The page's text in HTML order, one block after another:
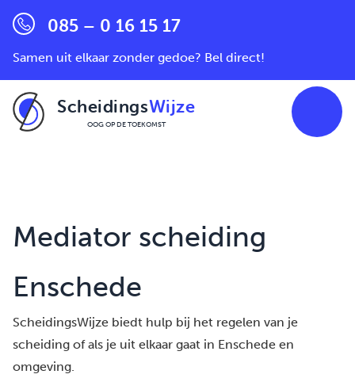
085 – 0 16 15 17
Samen uit elkaar zonder gedoe? Bel direct!
ScheidingsWijze
OOG OP DE TOEKOMST
Mediator scheiding
Enschede
ScheidingsWijze biedt hulp bij het regelen van je
scheiding of als je uit elkaar gaat in Enschede en
omgeving.